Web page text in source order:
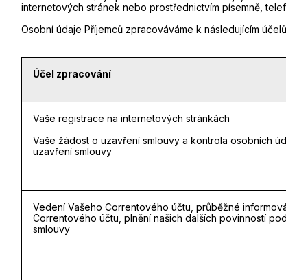
internetových stránek nebo prostřednictvím písemně,
Osobní údaje Příjemců zpracováváme k následujícím
Účel zpracování
Vaše registrace na internetových stránkách
Vaše žádost o uzavření smlouvy a kontrola osobních
uzavření smlouvy
Vedení Vašeho Correntového účtu, průběžné
Correntového účtu, plnění našich dalších povinností
smlouvy